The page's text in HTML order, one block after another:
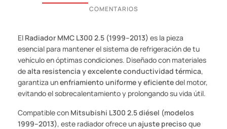
COMENTARIOS
El Radiador MMC L300 2.5 (1999–2013) es la pieza
esencial para mantener el sistema de refrigeración de tu
vehículo en óptimas condiciones. Diseñado con materiales
dealta resistencia y excelente conductividad térmica,
garantiza unenfriamiento uniforme y eficientedel motor,
evitando el sobrecalentamiento y prolongando su vida útil.
Compatible con Mitsubishi L300 2.5 diésel (modelos
1999–2013), este radiador ofrece unajuste preciso que